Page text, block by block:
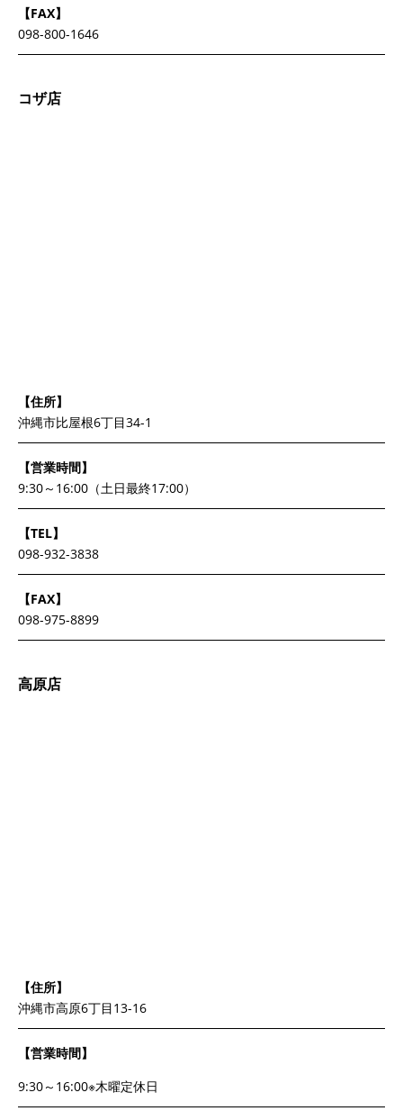
【FAX】
098-800-1646
コザ店
【住所】
沖縄市比屋根6丁目34-1
【営業時間】
9:30～16:00（土日最終17:00）
【TEL】
098-932-3838
【FAX】
098-975-8899
高原店
【住所】
沖縄市高原6丁目13-16
【営業時間】
9:30～16:00※木曜定休日